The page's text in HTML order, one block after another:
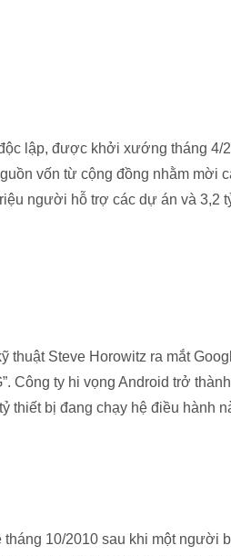
lập, được khởi xướng tháng 4/
vốn từ cộng đồng nhằm mời
người hỗ trợ các dự án và 3,2
thuật Steve Horowitz ra mắt
Công ty hi vọng Android trở
thiết bị đang chạy hệ điều hành
10/2010 sau khi một người